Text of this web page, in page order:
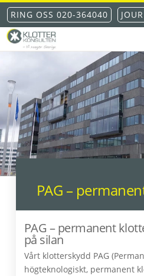
Hoppa
till
huvudnavigering
Hoppa
till
huvudinnehåll
Hoppa
till
sidfot
RING OSS 020-364040 JOUR
KLOTTERKONSULTEN
klotterskydd
-
klotterförsäkring
PAG –
PAG – permanent
på silan
Vårt klotterskydd PAG
högteknologiskt, permanent